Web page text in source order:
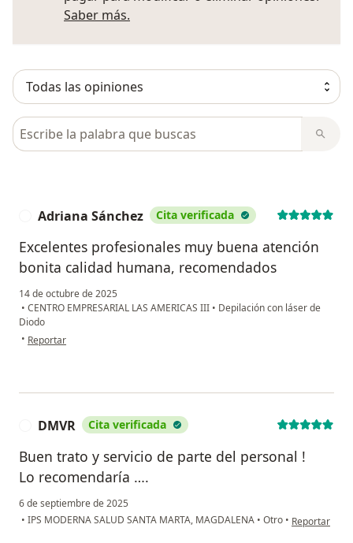
Saber más.
Busca en opiniones
Adriana Sánchez Cita verificada
Excelentes profesionales muy buena atención
bonita calidad humana, recomendados
14 de octubre de 2025
• CENTRO EMPRESARIAL LAS AMERICAS III • Depilación con láser de
Diodo
• en opinión del usuario Adriana Sánchez
Reportar
DMVR Cita verificada
Buen trato y servicio de parte del personal !
Lo recomendaría ….
6 de septiembre de 2025
• IPS MODERNA SALUD SANTA MARTA, MAGDALENA • Otro • en opinión
Reportar